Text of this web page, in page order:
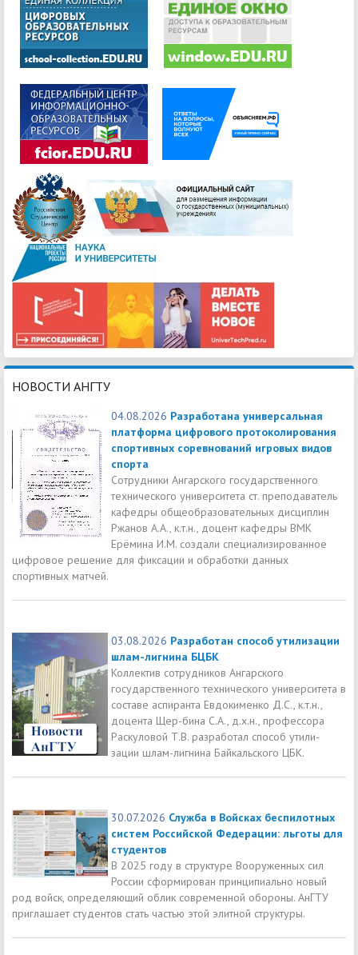
НОВОСТИ АНГТУ
04.08.2026 Разработана универсальная
платформа цифрового протоколирования
спортивных соревнований игровых видов
спорта
Сотрудники Ангарского государственного
технического университета ст. преподаватель
кафедры общеобразовательных дисциплин
Ржанов А.А., к.т.н., доцент кафедры ВМК
Ерёмина И.М. создали специализированное
цифровое решение для фиксации и обработки данных
спортивных матчей.
03.08.2026 Разработан способ утилизации
шлам-лигнина БЦБК
Коллектив сотрудников Ангарского
государственного технического университета в
составе аспиранта Евдокименко Д.С., к.т.н.,
доцента Щер-бина С.А., д.х.н., профессора
Раскуловой Т.В. разработал способ утили-
зации шлам-лигнина Байкальского ЦБК.
30.07.2026 Служба в Войсках беспилотных
систем Российской Федерации: льготы для
студентов
В 2025 году в структуре Вооруженных сил
России сформирован принципиально новый
род войск, определяющий облик современной обороны. АнГТУ
приглашает студентов стать частью этой элитной структуры.